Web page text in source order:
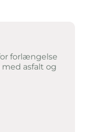
forlængelse
med asfalt og